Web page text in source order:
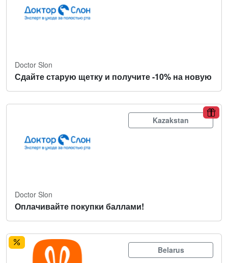
Doctor Slon
Сдайте старую щетку и получите -10% на новую
Kazakstan
Doctor Slon
Оплачивайте покупки баллами!
Belarus